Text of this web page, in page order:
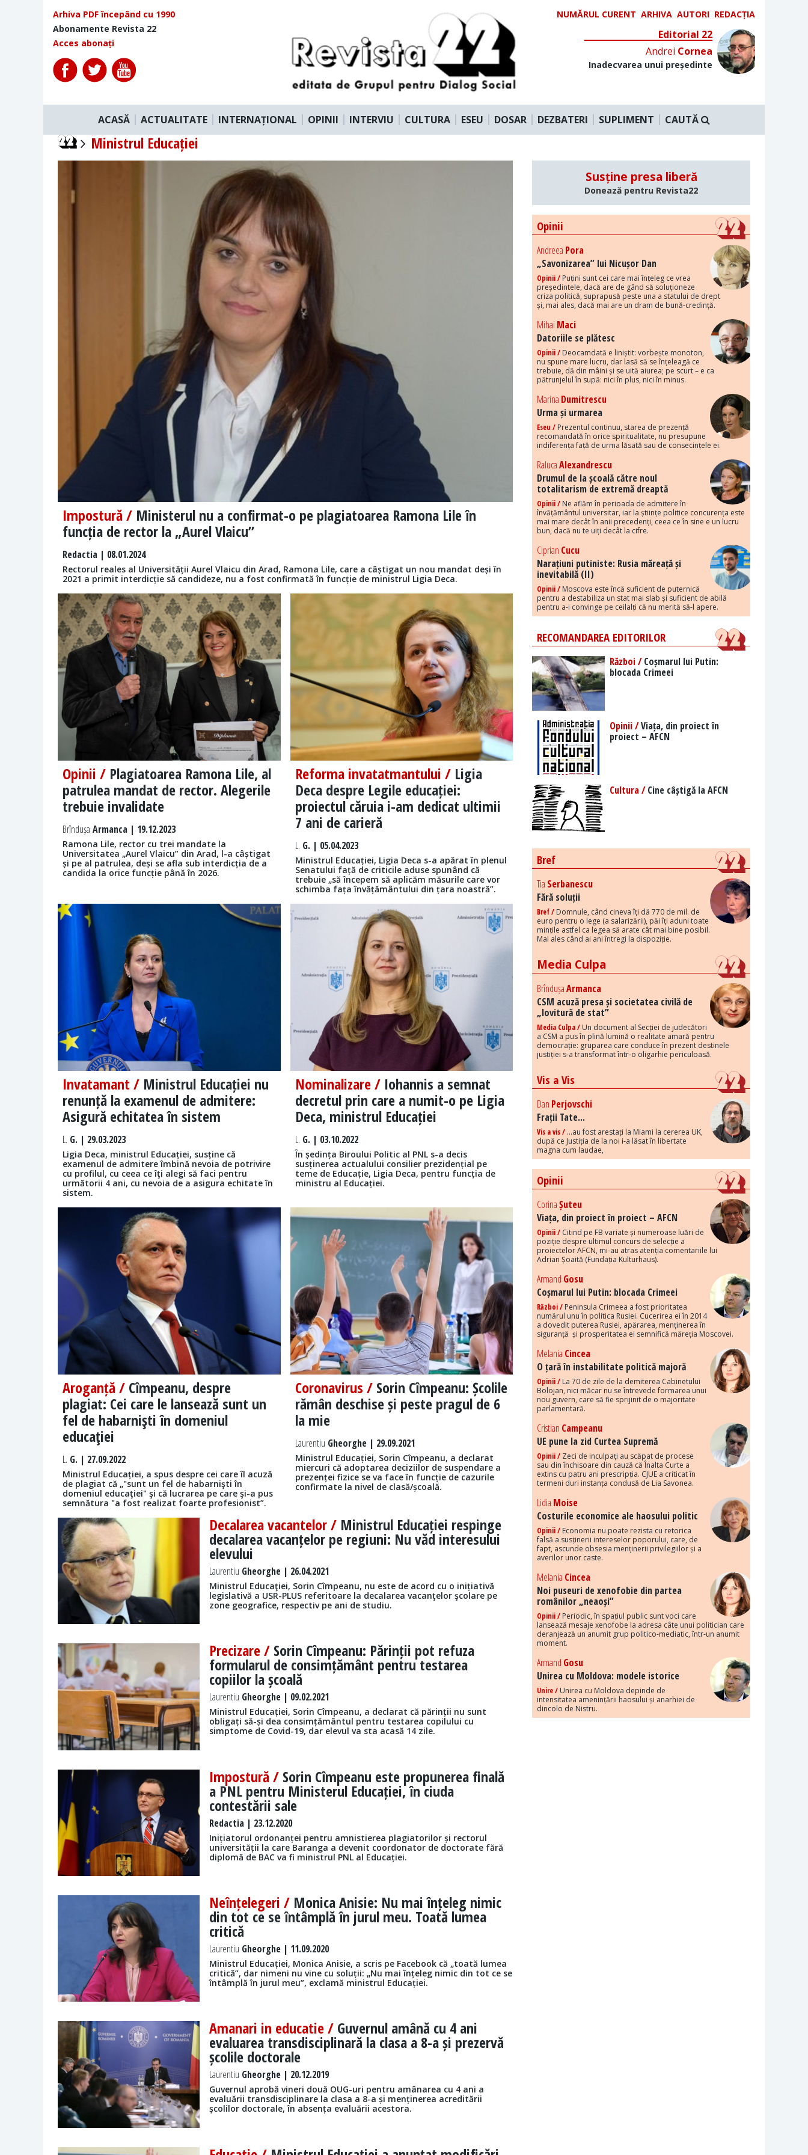
Arhiva PDF începând cu 1990
Abonamente Revista 22
Acces abonați
NUMĂRUL CURENT ARHIVA AUTORI REDACȚIA
Editorial 22
Andrei Cornea
Inadecvarea unui președinte
ACASĂ ACTUALITATE INTERNAȚIONAL OPINII INTERVIU CULTURA ESEU DOSAR DEZBATERI SUPLIMENT CAUTĂ
Ministrul Educației
Impostură / Ministerul nu a confirmat-o pe plagiatoarea Ramona Lile în
funcția de rector la „Aurel Vlaicu”
Redactia | 08.01.2024
Rectorul reales al Universității Aurel Vlaicu din Arad, Ramona Lile, care a câștigat un nou mandat deși în
2021 a primit interdicție să candideze, nu a fost confirmată în funcție de ministrul Ligia Deca.
Opinii / Plagiatoarea Ramona Lile, al
patrulea mandat de rector. Alegerile
trebuie invalidate
Brîndușa Armanca | 19.12.2023
Ramona Lile, rector cu trei mandate la
Universitatea „Aurel Vlaicu” din Arad, l-a câștigat
și pe al patrulea, deși se afla sub interdicția de a
candida la orice funcție până în 2026.
Reforma invatatmantului / Ligia
Deca despre Legile educației:
proiectul căruia i-am dedicat ultimii
7 ani de carieră
L. G. | 05.04.2023
Ministrul Educației, Ligia Deca s-a apărat în plenul
Senatului față de criticile aduse spunând că
trebuie „să începem să aplicăm măsurile care vor
schimba fața învățământului din țara noastră”.
Invatamant / Ministrul Educației nu
renunță la examenul de admitere:
Asigură echitatea în sistem
L. G. | 29.03.2023
Ligia Deca, ministrul Educației, susține că
examenul de admitere îmbină nevoia de potrivire
cu profilul, cu ceea ce îţi alegi să faci pentru
următorii 4 ani, cu nevoia de a asigura echitate în
sistem.
Nominalizare / Iohannis a semnat
decretul prin care a numit-o pe Ligia
Deca, ministrul Educației
L. G. | 03.10.2022
În ședința Biroului Politic al PNL s-a decis
susținerea actualului consilier prezidențial pe
teme de Educație, Ligia Deca, pentru funcția de
ministru al Educației.
Aroganță / Cîmpeanu, despre
plagiat: Cei care le lansează sunt un
fel de habarnişti în domeniul
educaţiei
L. G. | 27.09.2022
Ministrul Educației, a spus despre cei care îl acuză
de plagiat că „"sunt un fel de habarnişti în
domeniul educaţiei" şi că lucrarea pe care şi-a pus
semnătura "a fost realizat foarte profesionist”.
Coronavirus / Sorin Cîmpeanu: Școlile
rămân deschise și peste pragul de 6
la mie
Laurentiu Gheorghe | 29.09.2021
Ministrul Educației, Sorin Cîmpeanu, a declarat
miercuri că adoptarea deciziilor de suspendare a
prezenței fizice se va face în funcție de cazurile
confirmate la nivel de clasă/școală.
Decalarea vacantelor / Ministrul Educației respinge
decalarea vacanțelor pe regiuni: Nu văd interesului
elevului
Laurentiu Gheorghe | 26.04.2021
Ministrul Educaţiei, Sorin Cîmpeanu, nu este de acord cu o inițiativă
legislativă a USR-PLUS referitoare la decalarea vacanţelor şcolare pe
zone geografice, respectiv pe ani de studiu.
Precizare / Sorin Cîmpeanu: Părinții pot refuza
formularul de consimțământ pentru testarea
copiilor la școală
Laurentiu Gheorghe | 09.02.2021
Ministrul Educației, Sorin Cîmpeanu, a declarat că părinții nu sunt
obligați să-și dea consimțământul pentru testarea copilului cu
simptome de Covid-19, dar elevul va sta acasă 14 zile.
Impostură / Sorin Cîmpeanu este propunerea finală
a PNL pentru Ministerul Educației, în ciuda
contestării sale
Redactia | 23.12.2020
Inițiatorul ordonanței pentru amnistierea plagiatorilor și rectorul
universității la care Baranga a devenit coordonator de doctorate fără
diplomă de BAC va fi ministrul PNL al Educației.
Neînțelegeri / Monica Anisie: Nu mai înțeleg nimic
din tot ce se întâmplă în jurul meu. Toată lumea
critică
Laurentiu Gheorghe | 11.09.2020
Ministrul Educației, Monica Anisie, a scris pe Facebook că „toată lumea
critică”, dar nimeni nu vine cu soluții: „Nu mai înțeleg nimic din tot ce se
întâmplă în jurul meu”, exclamă ministrul Educației.
Amanari in educatie / Guvernul amână cu 4 ani
evaluarea transdisciplinară la clasa a 8-a și prezervă
școlile doctorale
Laurentiu Gheorghe | 20.12.2019
Guvernul aprobă vineri două OUG-uri pentru amânarea cu 4 ani a
evaluării transdisciplinare la clasa a 8-a și menținerea acreditării
școlilor doctorale, în absența evaluării acestora.
Susține presa liberă
Donează pentru Revista22
Opinii
Andreea Pora
„Savonizarea” lui Nicușor Dan
Opinii / Puțini sunt cei care mai înțeleg ce vrea
președintele, dacă are de gând să soluționeze
criza politică, suprapusă peste una a statului de drept
și, mai ales, dacă mai are un dram de bună-credință.
Mihai Maci
Datoriile se plătesc
Opinii / Deocamdată e liniștit: vorbește monoton,
nu spune mare lucru, dar lasă să se înțeleagă ce
trebuie, dă din mâini și se uită aiurea; pe scurt – e ca
pătrunjelul în supă: nici în plus, nici în minus.
Marina Dumitrescu
Urma și urmarea
Eseu / Prezentul continuu, starea de prezență
recomandată în orice spiritualitate, nu presupune
indiferența față de urma lăsată sau de consecințele ei.
RalucaAlexandrescu
Drumul de la școală către noul
totalitarism de extremă dreaptă
Opinii / Ne aflăm în perioada de admitere în
învățământul universitar, iar la științe politice concurența este
mai mare decât în anii precedenți, ceea ce în sine e un lucru
bun, dacă nu te uiți decât la cifre.
Ciprian Cucu
Narațiuni putiniste: Rusia măreață și
inevitabilă (II)
Opinii / Moscova este încă suficient de puternică
pentru a destabiliza un stat mai slab și suficient de abilă
pentru a-i convinge pe ceilalți că nu merită să-l apere.
RECOMANDAREA EDITORILOR
Război /Coșmarul lui Putin:
blocada Crimeei
Opinii /Viața, din proiect în
proiect – AFCN
Cultura /Cine câștigă la AFCN
Bref
Tia Serbanescu
Fără soluții
Bref / Domnule, când cineva îți dă 770 de mil. de
euro pentru o lege (a salarizării), păi îți aduni toate
mințile astfel ca legea să arate cât mai bine posibil.
Mai ales când ai ani întregi la dispoziție.
Media Culpa
BrîndușaArmanca
CSM acuză presa și societatea civilă de
„lovitură de stat”
Media Culpa / Un document al Secției de judecători
a CSM a pus în plină lumină o realitate amară pentru
democrație: gruparea care conduce în prezent destinele
justiției s-a transformat într-o oligarhie periculoasă.
Vis a Vis
Dan Perjovschi
Frații Tate...
Vis a vis / ...au fost arestați la Miami la cererea UK,
după ce Justiția de la noi i-a lăsat în libertate
magna cum laudae,
Opinii
CorinaȘuteu
Viața, din proiect în proiect – AFCN
Opinii / Citind pe FB variate și numeroase luări de
poziție despre ultimul concurs de selecție a
proiectelor AFCN, mi-au atras atenția comentariile lui
Adrian Șoaită (Fundația Kulturhaus).
Armand Gosu
Coșmarul lui Putin: blocada Crimeei
Război / Peninsula Crimeea a fost prioritatea
numărul unu în politica Rusiei. Cucerirea ei în 2014
a dovedit puterea Rusiei, apărarea, menținerea în
siguranță și prosperitatea ei semnifică măreția Moscovei.
Melania Cincea
O țară în instabilitate politică majoră
Opinii / La 70 de zile de la demiterea Cabinetului
Bolojan, nici măcar nu se întrevede formarea unui
nou guvern, care să fie sprijinit de o majoritate
parlamentară.
Cristian Campeanu
UE pune la zid Curtea Supremă
Opinii / Zeci de inculpați au scăpat de procese
sau din închisoare din cauză că Înalta Curte a
extins cu patru ani prescripția. CJUE a criticat în
termeni duri instanța condusă de Lia Savonea.
Lidia Moise
Costurile economice ale haosului politic
Opinii / Economia nu poate rezista cu retorica
falsă a susținerii intereselor poporului, care, de
fapt, ascunde obsesia menținerii privilegiilor și a
averilor unor caste.
Melania Cincea
Noi puseuri de xenofobie din partea
românilor „neaoși”
Opinii / Periodic, în spațiul public sunt voci care
lansează mesaje xenofobe la adresa câte unui politician care
deranjează un anumit grup politico-mediatic, într-un anumit
moment.
Armand Gosu
Unirea cu Moldova: modele istorice
Unire / Unirea cu Moldova depinde de
intensitatea amenințării haosului și anarhiei de
dincolo de Nistru.